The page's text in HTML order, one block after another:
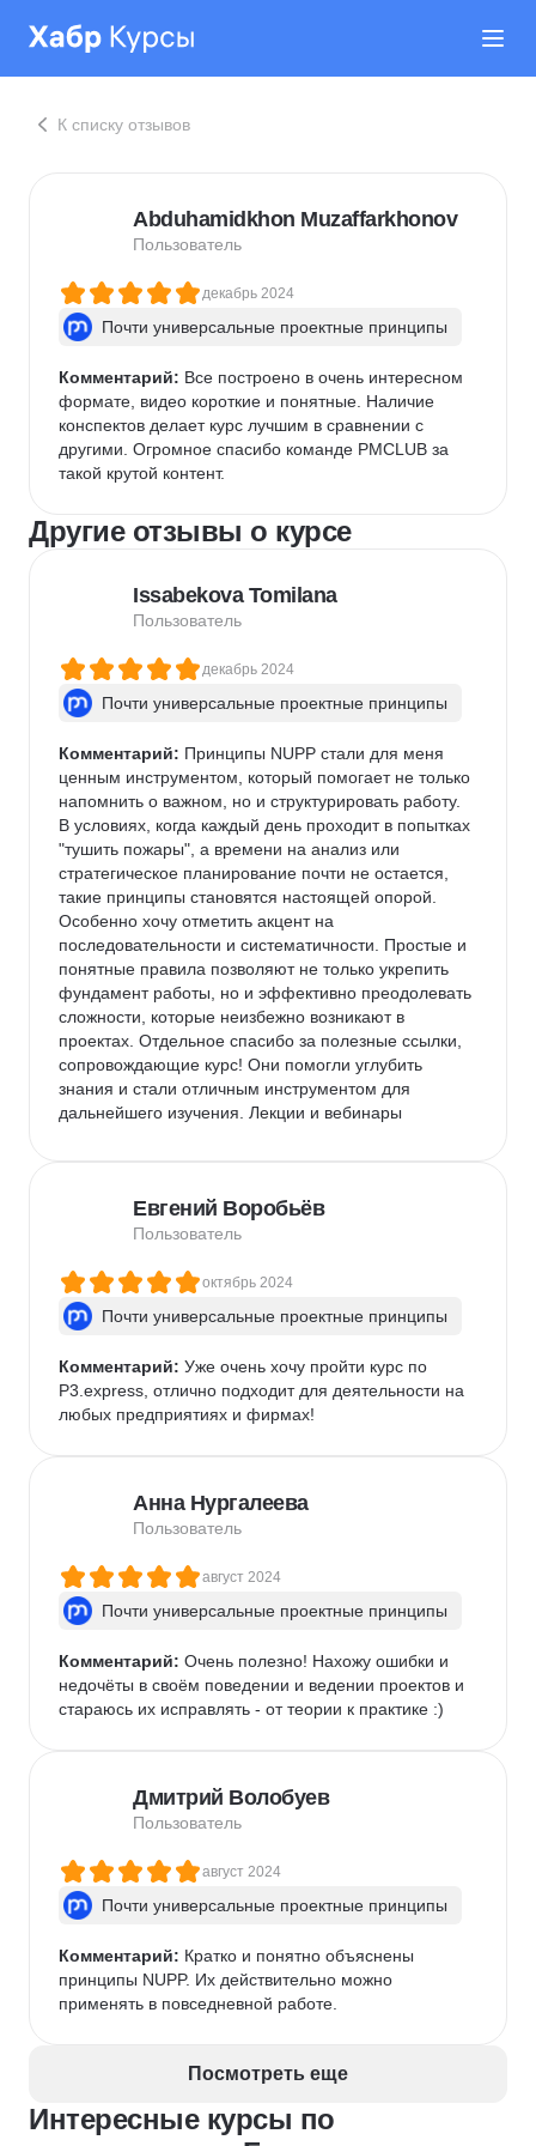
К списку отзывов
Abduhamidkhon Muzaffarkhonov
Пользователь
декабрь 2024
Почти универсальные проектные принципы
Комментарий: Все построено в очень интересном
формате, видео короткие и понятные. Наличие
конспектов делает курс лучшим в сравнении с
другими. Огромное спасибо команде PMCLUB за
такой крутой контент.
Другие отзывы о курсе
Issabekova Tomilana
Пользователь
декабрь 2024
Почти универсальные проектные принципы
Комментарий: Принципы NUPP стали для меня
ценным инструментом, который помогает не только
напомнить о важном, но и структурировать работу.
В условиях, когда каждый день проходит в попытках
"тушить пожары", а времени на анализ или
стратегическое планирование почти не остается,
такие принципы становятся настоящей опорой.
Особенно хочу отметить акцент на
последовательности и систематичности. Простые и
понятные правила позволяют не только укрепить
фундамент работы, но и эффективно преодолевать
сложности, которые неизбежно возникают в
проектах. Отдельное спасибо за полезные ссылки,
сопровождающие курс! Они помогли углубить
знания и стали отличным инструментом для
дальнейшего изучения. Лекции и вебинары
идеально подходит для тех, кто хочет выстроить
свою работу не на интуиции, а на чётких,
руководство, которое делает управление проектами
более осмысленным и успешным. Большое
спасибо за курс!
Евгений Воробьёв
Пользователь
октябрь 2024
Почти универсальные проектные принципы
Комментарий: Уже очень хочу пройти курс по
P3.express, отлично подходит для деятельности на
любых предприятиях и фирмах!
Анна Нургалеева
Пользователь
август 2024
Почти универсальные проектные принципы
Комментарий: Очень полезно! Нахожу ошибки и
недочёты в своём поведении и ведении проектов и
стараюсь их исправлять - от теории к практике :)
Дмитрий Волобуев
Пользователь
август 2024
Почти универсальные проектные принципы
Комментарий: Кратко и понятно объяснены
принципы NUPP. Их действительно можно
применять в повседневной работе.
Посмотреть еще
Интересные курсы по